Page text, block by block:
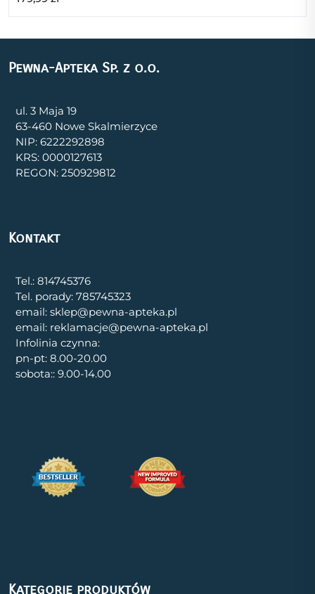
Pewna-Apteka Sp. z o.o.
ul. 3 Maja 19
63-460 Nowe Skalmierzyce
NIP: 6222292898
KRS: 0000127613
REGON: 250929812
Kontakt
Tel.: 814745376
Tel. porady: 785745323
email: sklep@pewna-apteka.pl
email: reklamacje@pewna-apteka.pl
Infolinia czynna:
pn-pt: 8.00-20.00
sobota:: 9.00-14.00
Kategorie produktów